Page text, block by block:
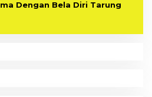
Dengan Bela Diri Tarung